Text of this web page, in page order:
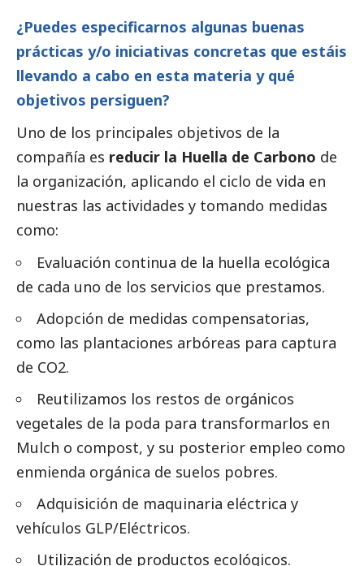
¿Puedes especificarnos algunas buenas
prácticas y/o iniciativas concretas que estáis
llevando a cabo en esta materia y qué
objetivos persiguen?
Uno de los principales objetivos de la
compañía es reducir la Huella de Carbono de
la organización, aplicando el ciclo de vida en
nuestras las actividades y tomando medidas
como:
Evaluación continua de la huella ecológica
de cada uno de los servicios que prestamos.
Adopción de medidas compensatorias,
como las plantaciones arbóreas para captura
de CO2.
Reutilizamos los restos de orgánicos
vegetales de la poda para transformarlos en
Mulch o compost, y su posterior empleo como
enmienda orgánica de suelos pobres.
Adquisición de maquinaria eléctrica y
vehículos GLP/Eléctricos.
Utilización de productos ecológicos.